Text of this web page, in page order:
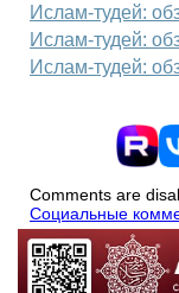
Ислам-тудей:
Ислам-тудей:
Ислам-тудей:
Comments are
Социальные